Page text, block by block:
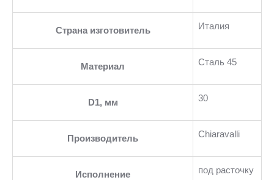
Страна изготовитель Италия
Материал Сталь 45
D1, мм 30
Производитель Chiaravalli
Исполнение под расточку